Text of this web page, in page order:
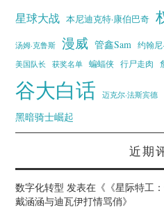
星球大战 本尼迪克特·康伯巴奇
汤姆·克鲁斯 漫威 管鑫Sam 约翰尼
美国队长
获奖名单 蝙蝠侠 行尸走肉
谷大白话 迈克尔·法斯宾德
黑暗骑士崛起
近期
数字化转型 发表在《 《星际特工
戴涵涵与迪瓦伊打情骂俏》